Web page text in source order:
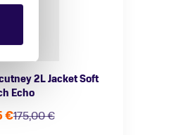
2L Jacket Soft
Echo
175,00 €
€